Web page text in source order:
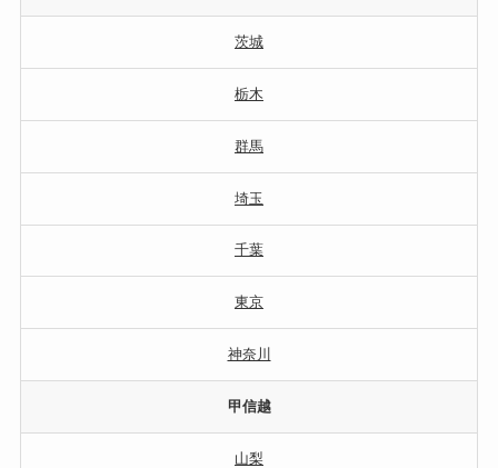
茨城
栃木
群馬
埼玉
千葉
東京
神奈川
甲信越
山梨